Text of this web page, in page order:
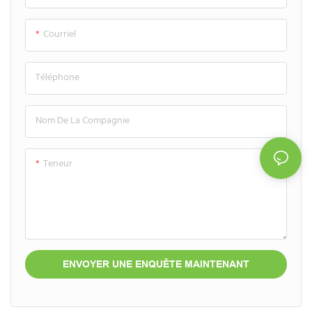
Courriel
Téléphone
Nom De La Compagnie
Teneur
ENVOYER UNE ENQUÊTE MAINTENANT
traditionnels dérivés du pétrole.
Spécialement conçu pour les
charbon, il allie une esthétique
moderne et élégante à un
bouchon à clapet pratique, idéal
pour les marques bio haut de
la durabilité ni l'esthétique. Avec
clapet pratique, il est le choix
spécialisées dans les produits